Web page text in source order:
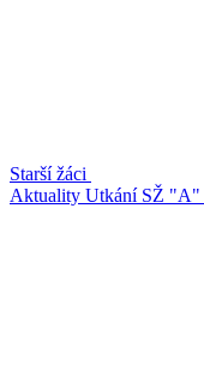
Starší žáci
Aktuality Utkání SŽ "A"